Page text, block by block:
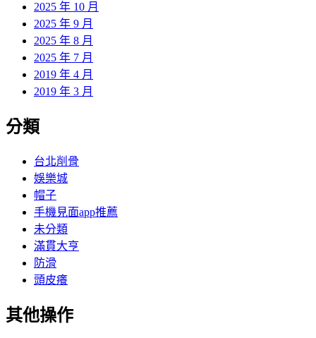
2025 年 10 月
2025 年 9 月
2025 年 8 月
2025 年 7 月
2019 年 4 月
2019 年 3 月
分類
台北削骨
娛樂城
帽子
手機見面app推薦
未分類
滿貫大亨
防滑
頭皮癢
其他操作